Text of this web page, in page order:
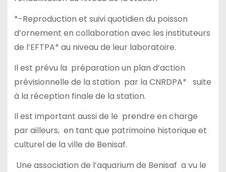
*-Reproduction et suivi quotidien du poisson
d’ornement en collaboration avec les instituteurs
de l’EFTPA* au niveau de leur laboratoire.
Il est prévu la préparation un plan d’action
prévisionnelle de la station par la CNRDPA* suite
à la réception finale de la station.
Il est important aussi de le prendre en charge
par ailleurs, en tant que patrimoine historique et
culturel de la ville de Benisaf.
Une association de l’aquarium de Benisaf a vu le